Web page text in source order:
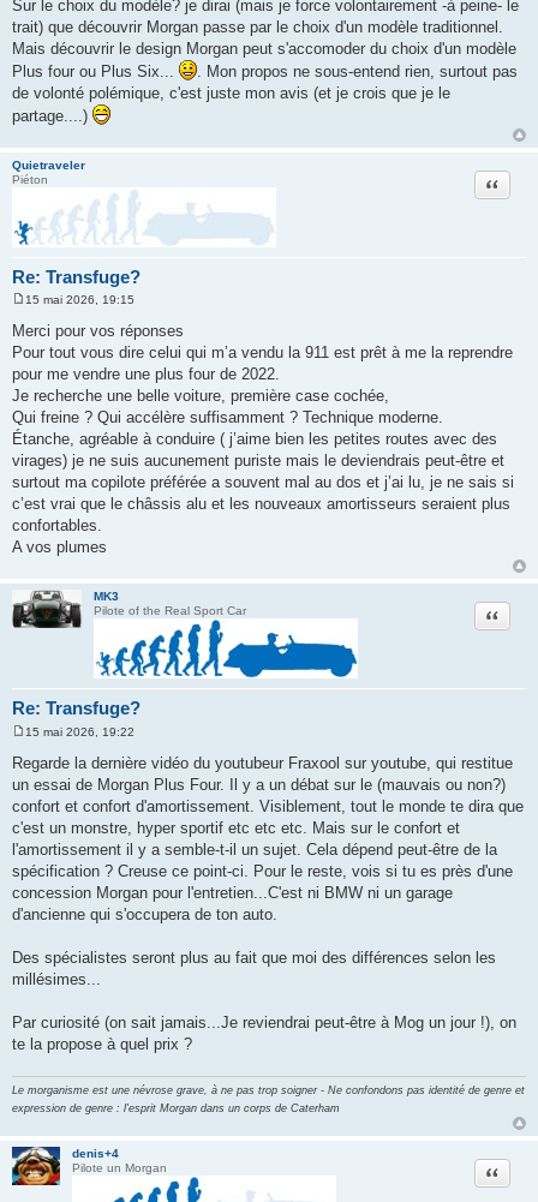
e
Sur le choix du modèle? je dirai (mais je force volontairement -à peine- le
trait) que découvrir Morgan passe par le choix d'un modèle traditionnel.
Mais découvrir le design Morgan peut s'accomoder du choix d'un modèle
Plus four ou Plus Six...
. Mon propos ne sous-entend rien, surtout pas
de volonté polémique, c'est juste mon avis (et je crois que je le
partage....)
Quietraveler
Piéton
Re: Transfuge?
Citation
e
s
s
a
g
e
15 mai 2026, 19:15
Merci pour vos réponses
Pour tout vous dire celui qui m’a vendu la 911 est prêt à me la reprendre
pour me vendre une plus four de 2022.
Je recherche une belle voiture, première case cochée,
Qui freine ? Qui accélère suffisamment ? Technique moderne.
Étanche, agréable à conduire ( j’aime bien les petites routes avec des
virages) je ne suis aucunement puriste mais le deviendrais peut-être et
surtout ma copilote préférée a souvent mal au dos et j’ai lu, je ne sais si
c’est vrai que le châssis alu et les nouveaux amortisseurs seraient plus
confortables.
A vos plumes
MK3
Pilote of the Real Sport Car
Re: Transfuge?
Citation
s
s
g
e
15 mai 2026, 19:22
Regarde la dernière vidéo du youtubeur Fraxool sur youtube, qui restitue
un essai de Morgan Plus Four. Il y a un débat sur le (mauvais ou non?)
confort et confort d'amortissement. Visiblement, tout le monde te dira que
c'est un monstre, hyper sportif etc etc etc. Mais sur le confort et
l'amortissement il y a semble-t-il un sujet. Cela dépend peut-être de la
spécification ? Creuse ce point-ci. Pour le reste, vois si tu es près d'une
concession Morgan pour l'entretien...C'est ni BMW ni un garage
d'ancienne qui s'occupera de ton auto.
Des spécialistes seront plus au fait que moi des différences selon les
millésimes...
Par curiosité (on sait jamais...Je reviendrai peut-être à Mog un jour !), on
te la propose à quel prix ?
Le morganisme est une névrose grave, à ne pas trop soigner - Ne confondons pas identité de genre et
expression de genre : l'esprit Morgan dans un corps de Caterham
denis+4
Pilote un Morgan
Citation